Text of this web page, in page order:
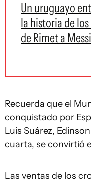
Un uruguayo
la historia de
de Rimet a Messi
Recuerda que el
conquistado por
Luis Suárez,
cuarta, se convirtió
Las ventas de los